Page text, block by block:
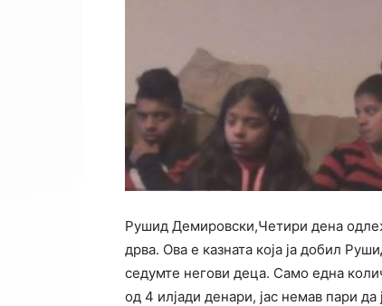
Рушид Демировски,Четири дена
дрва. Ова е казната која ја добил
седумте негови деца. Само една
од 4 илјади денари, јас немав пари